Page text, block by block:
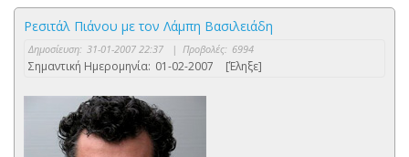
Ρεσιτάλ Πιάνου με τον Λάμπη Βασιλειάδη
Δημοσίευση: 31-01-2007 22:37 | Προβολές: 6994
Σημαντική Ημερομηνία: 01-02-2007 [Έληξε]